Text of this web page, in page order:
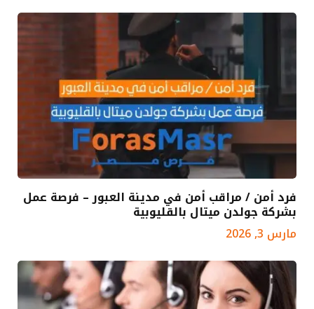
فرد أمن / مراقب أمن في مدينة العبور – فرصة عمل
بشركة جولدن ميتال بالقليوبية
مارس 3, 2026